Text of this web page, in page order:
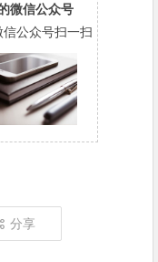
微信公众号
信公众号扫一扫
分享